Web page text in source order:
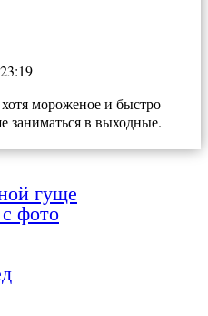
мороженое и быстро
заниматься в выходные.
гуще
фото